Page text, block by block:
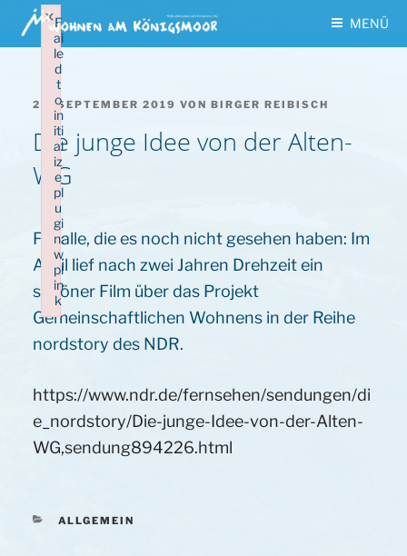
Zum
Inhalt
springen
MENÜ
VERÖFFENTLICHT
23. SEPTEMBER 2019 VON BIRGER REIBISCH
Die junge Idee von der Alten-
WG
Für alle, die es noch nicht gesehen haben: Im
April lief nach zwei Jahren Drehzeit ein
schöner Film über das Projekt
Gemeinschaftlichen Wohnens in der Reihe
nordstory des NDR.
https://www.ndr.de/fernsehen/sendungen/di
e_nordstory/Die-junge-Idee-von-der-Alten-
WG,sendung894226.html
KATEGORIEN
ALLGEMEIN
F
ai
le
d
t
o
in
iti
al
iz
e
pl
u
gi
n:
w
pl
in
k
×
Failed to initialize plugin: wplink